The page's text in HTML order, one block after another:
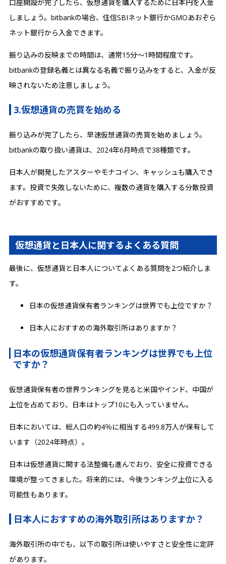
口座開設が完了したら、仮想通貨を購入するために日本円を入金
しましょう。bitbankの場合、住信SBIネット銀行かGMOあおぞら
ネット銀行から入金できます。
振り込みの反映までの時間は、通常15分〜1時間程度です。
bitbankの登録名義とは異なる名義で振り込みをすると、入金が反
映されないため注意しましょう。
3.仮想通貨の売買を始める
振り込みが完了したら、早速仮想通貨の売買を始めましょう。
bitbankの取り扱い通貨は、2024年6月時点で38種類です。
日本人が開発したアスターやモナコイン、キャッシュも購入でき
ます。投資で失敗しないために、複数の通貨を購入する分散投資
がおすすめです。
仮想通貨と日本人に関するよくある質問
最後に、仮想通貨と日本人についてよくある質問を2つ紹介しま
す。
日本の仮想通貨保有者ランキングは世界でも上位ですか？
日本人におすすめの海外取引所はありますか？
日本の仮想通貨保有者ランキングは世界でも上位
ですか？
仮想通貨保有者の世界ランキングを見ると米国やインド、中国が
上位を占めており、日本はトップ10にも入っていません。
日本においては、総人口の約4％に相当する499.8万人が保有して
います（2024年時点）。
日本は仮想通貨に関する法整備も進んでおり、安全に投資できる
環境が整ってきました。将来的には、今後ランキング上位に入る
可能性もあります。
日本人におすすめの海外取引所はありますか？
海外取引所の中でも、以下の取引所は使いやすさと安全性に定評
があります。